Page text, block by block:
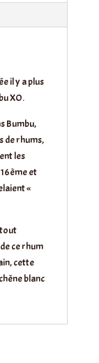
il y a plus
XO.
Bumbu,
de rhums,
les
et
«
ce rhum
cette
blanc